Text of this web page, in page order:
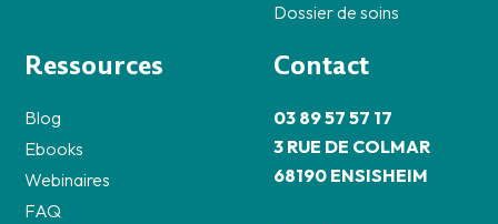
Dossier de soins
Ressources
Blog
Ebooks
Webinaires
FAQ
Contact
03 89 57 57 17
3 RUE DE COLMAR
68190 ENSISHEIM